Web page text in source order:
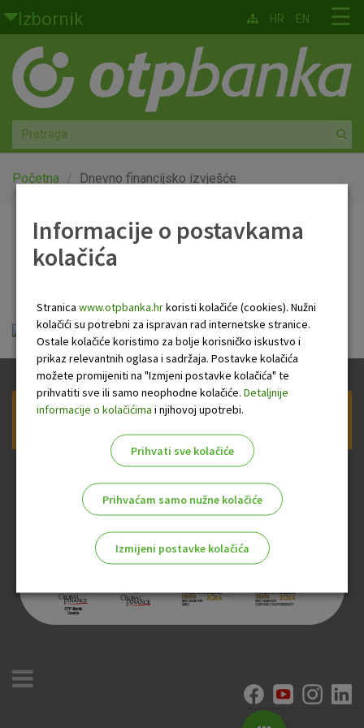
Skoči na glavni sadržaj
Izbornik
Građani
Privatno bankarstvo
Agro
Mala poduzeća i obrtnici
Globalna tržišta
O nama
☰
HR EN
Početna Dnevno financijsko izvješće
Dnevno financijsko
Dnevno financijsko izvješće.pdf
Prijava na newsletter OTP banke
Informacije o postavkama
kolačića
Stranica www.otpbanka.hrkoristi kolačiće (cookies). Nužni
kolačići su potrebni za ispravan rad internetske stranice.
Ostale kolačiće koristimo za bolje korisničko iskustvo i
prikaz relevantnih oglasa i sadržaja. Postavke kolačića
možete promijeniti na "Izmjeni postavke kolačića" te
prihvatiti sve ili samo neophodne kolačiće. Detaljnije
informacije o kolačićima i njihovoj upotrebi.
Prihvati sve kolačiće
Prihvaćam samo nužne kolačiće
Izmijeni postavke kolačića
Nužni kolačići